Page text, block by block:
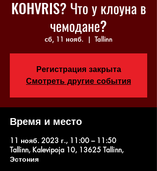
KOHVRIS? Что у клоуна в
чемодане?
сб, 11 нояб.
  |
Tallinn
Регистрация закрыта
Смотреть другие события
Время и место
11 нояб. 2023 г., 11:00 – 11:50
Tallinn, Kalevipoja 10, 13625 Tallinn,
Эстония